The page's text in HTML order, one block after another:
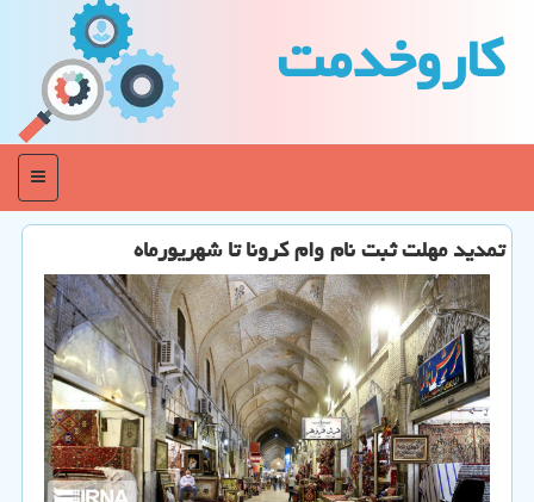
كاروخدمت
منو
تمدید مهلت ثبت نام وام كرونا تا شهریورماه